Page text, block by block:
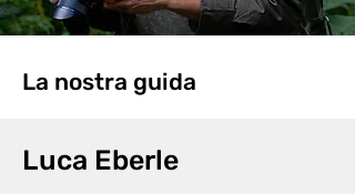
La nostra guida
Luca Eberle